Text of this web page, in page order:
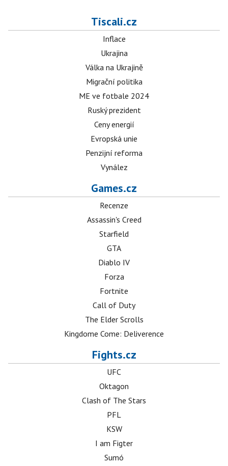
Tiscali.cz
Inflace
Ukrajina
Válka na Ukrajině
Migrační politika
ME ve fotbale 2024
Ruský prezident
Ceny energií
Evropská unie
Penzijní reforma
Vynález
Games.cz
Recenze
Assassin's Creed
Starfield
GTA
Diablo IV
Forza
Fortnite
Call of Duty
The Elder Scrolls
Kingdome Come: Deliverence
Fights.cz
UFC
Oktagon
Clash of The Stars
PFL
KSW
I am Figter
Sumó